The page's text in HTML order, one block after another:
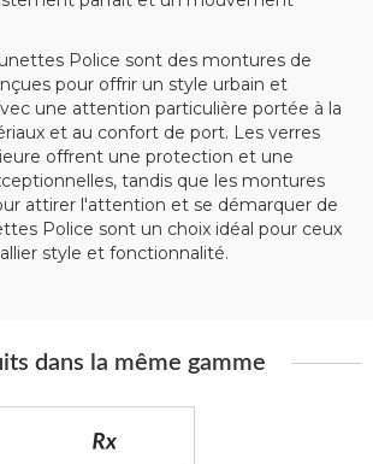
Police sont des montures de
pour offrir un style urbain et
une attention particulière portée à la
et au confort de port. Les verres
offrent une protection et une
tandis que les montures
attirer l'attention et se démarquer de
Police sont un choix idéal pour ceux
style et fonctionnalité.
dans la même gamme